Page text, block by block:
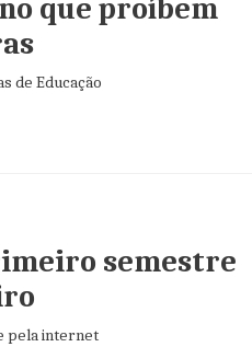
que proíbem
de Educação
semestre
pela internet